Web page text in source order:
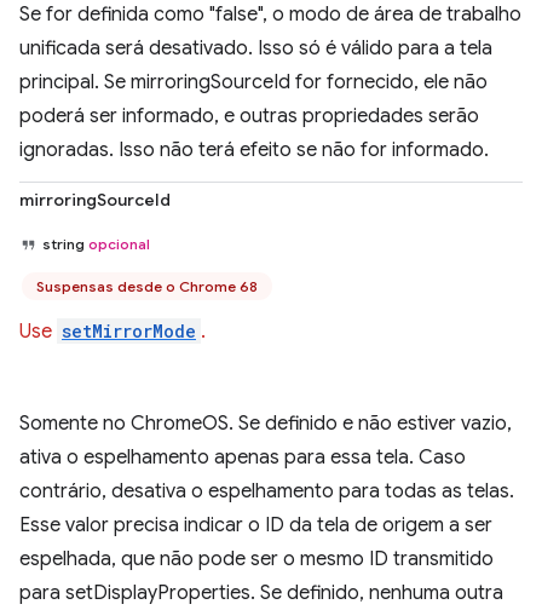
Se for definida como "false", o modo de área de trabalho
unificada será desativado. Isso só é válido para a tela
principal. Se mirroringSourceId for fornecido, ele não
poderá ser informado, e outras propriedades serão
ignoradas. Isso não terá efeito se não for informado.
mirroringSourceId
string opcional
Suspensas desde o Chrome 68
Use setMirrorMode .
Somente no ChromeOS. Se definido e não estiver vazio,
ativa o espelhamento apenas para essa tela. Caso
contrário, desativa o espelhamento para todas as telas.
Esse valor precisa indicar o ID da tela de origem a ser
espelhada, que não pode ser o mesmo ID transmitido
para setDisplayProperties. Se definido, nenhuma outra